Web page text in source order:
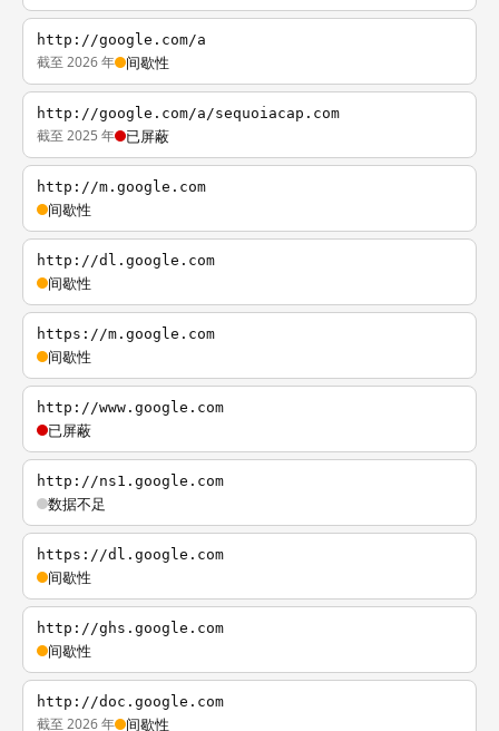
http://google.com/a
截至 2026 年 间歇性
http://google.com/a/sequoiacap.com
截至 2025 年 已屏蔽
http://m.google.com
间歇性
http://dl.google.com
间歇性
https://m.google.com
间歇性
http://www.google.com
已屏蔽
http://ns1.google.com
数据不足
https://dl.google.com
间歇性
http://ghs.google.com
间歇性
http://doc.google.com
截至 2026 年 间歇性